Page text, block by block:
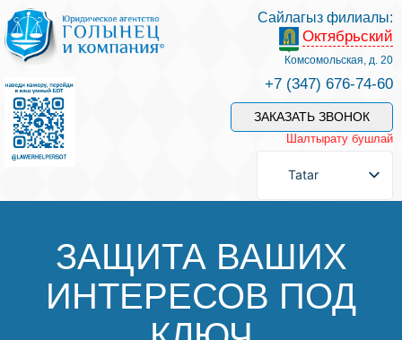
Хезмәтләре һәм безнең белгечләр
Хезмәт өчен түләү
Сорау бирергә
Фикерләр
Сайлагыз филиалы:
Октябрьский
Комсомольская, д. 20
+7 (347) 676-74-60
ЗАКАЗАТЬ ЗВОНОК
Шалтырату бушлай
Tatar
ЗАЩИТА ВАШИХ
ИНТЕРЕСОВ ПОД